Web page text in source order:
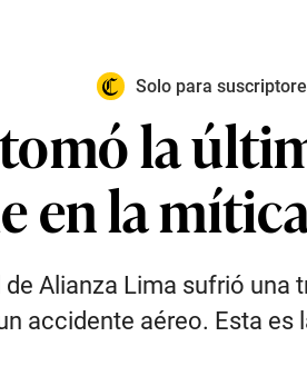
Solo para
la
en la
Alianza Lima sufrió
accidente aéreo. Esta